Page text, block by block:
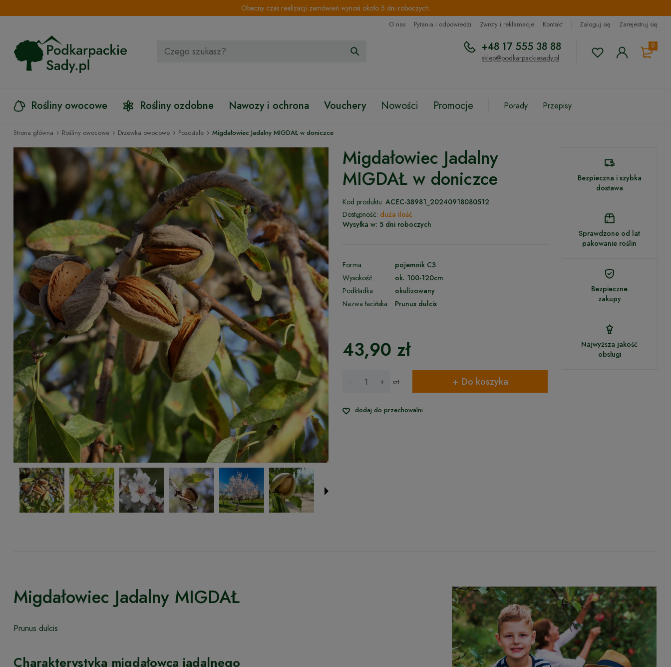
Obecny czas realizacji zamówień wynosi około 5 dni roboczych.
O nas Pytania i odpowiedzi Zwroty i reklamacje Kontakt Zaloguj się Zarejestruj się
0
+48 17 555 38 88
sklep@podkarpackiesady.pl
Rośliny owocowe Rośliny ozdobne Nawozy i ochrona Vouchery Nowości Promocje Porady Przepisy
Strona główna › Rośliny owocowe › Drzewka owocowe › Pozostałe › Migdałowiec Jadalny MIGDAŁ w doniczce
Migdałowiec Jadalny
MIGDAŁ w doniczce
Kod produktu: ACEC-38981_20240918080512
Dostępność: duża ilość
Wysyłka w: 5 dni roboczych
Forma:
pojemnik C3
Wysokość:
ok. 100-120cm
Podkładka:
okulizowany
Nazwa łacińska:
Prunus dulcis
43,90 zł
- + szt. Do koszyka
dodaj do przechowalni
Bezpieczna i szybka
dostawa
Sprawdzone od lat
pakowanie roślin
Bezpieczne
zakupy
Najwyższa jakość
obsługi
Migdałowiec Jadalny MIGDAŁ
Prunus dulcis
Charakterystyka migdałowca jadalnego